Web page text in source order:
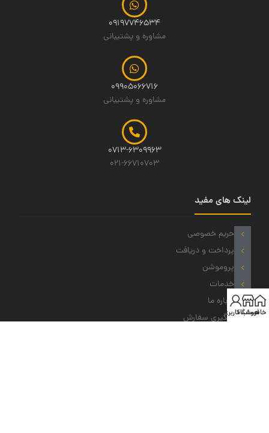
09197746534
مشاوره و پشتیبانی
09905066716
مشاوره و پشتیبانی
0713-6309963
021-66710703
لینک های مفید
حریم خصوصی
پرداخت و دریافت
پروموشن
خدمات
درباره ما
پیگیری سفارش
خانهفروشگاه
حساب کاربری من